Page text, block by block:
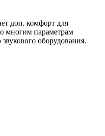
доп. комфорт для
многим параметрам
оборудования.